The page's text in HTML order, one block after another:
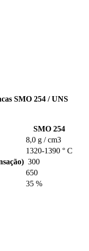
SMO 254 / UNS
SMO 254
8,0 g / cm3
1320-1390 ° C
300
650
35 %